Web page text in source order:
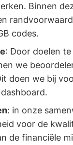
Binnen
codes.
: Door doelen
we
doen we bij
: in onze
voor de
de financiële